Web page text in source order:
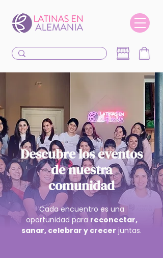
Descubre los eventos
de nuestra
comunidad
Cada encuentro es una
oportunidad parareconectar,
sanar, celebrar y crecer juntas.